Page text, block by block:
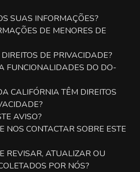
SUAS INFORMAÇÕES?
DE MENORES DE
DE PRIVACIDADE?
FUNCIONALIDADES DO DO-
CALIFÓRNIA TÊM DIREITOS
AVISO?
NOS CONTACTAR SOBRE ESTE
REVISAR, ATUALIZAR OU
POR NÓS?